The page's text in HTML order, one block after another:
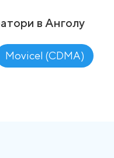
в Анголу
Movicel (CDMA)